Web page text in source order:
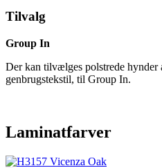
Tilvalg
Group In
Der kan tilvælges polstrede hynder
genbrugstekstil, til Group In.
Laminatfarver